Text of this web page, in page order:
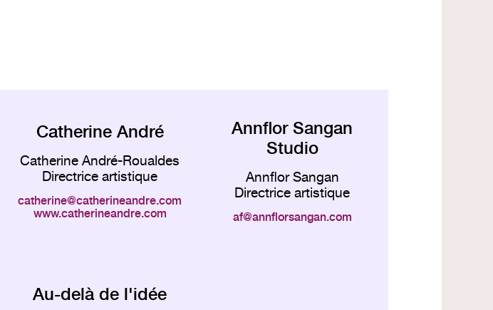
Catherine André
Catherine André-Roualdes
Directrice artistique
catherine
catherineandre.com
www.catherineandre.com
Annflor Sangan
Studio
Annflor Sangan
Directrice artistique
af annflorsangan.com
Au-delà de l'idée